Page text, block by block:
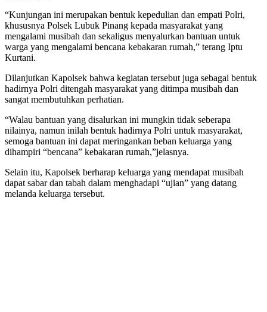
“Kunjungan ini merupakan bentuk kepedulian dan empati Polri,
khususnya Polsek Lubuk Pinang kepada masyarakat yang
mengalami musibah dan sekaligus menyalurkan bantuan untuk
warga yang mengalami bencana kebakaran rumah,” terang Iptu
Kurtani.
Dilanjutkan Kapolsek bahwa kegiatan tersebut juga sebagai bentuk
hadirnya Polri ditengah masyarakat yang ditimpa musibah dan
sangat membutuhkan perhatian.
“Walau bantuan yang disalurkan ini mungkin tidak seberapa
nilainya, namun inilah bentuk hadirnya Polri untuk masyarakat,
semoga bantuan ini dapat meringankan beban keluarga yang
dihampiri “bencana” kebakaran rumah,”jelasnya.
Selain itu, Kapolsek berharap keluarga yang mendapat musibah
dapat sabar dan tabah dalam menghadapi “ujian” yang datang
melanda keluarga tersebut.